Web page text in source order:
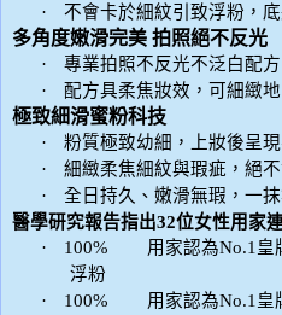
·
不會卡於細紋引致浮粉，
多角度嫩滑完美 拍照絕不反光
·
專業拍照不反光不泛白配方
·
配方具柔焦妝效，可細緻
極致細滑蜜粉科技
·
粉質極致幼細，上妝後呈
·
細緻柔焦細紋與瑕疵，絕
·
全日持久、嫩滑無瑕，一
醫學研究報告指出32位女性用家
·
100% 用家認為No.1 皇
浮粉
·
100% 用家認為No.1 皇